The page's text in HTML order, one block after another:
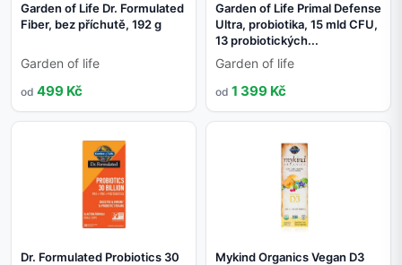
Garden of Life Dr. Formulated
Fiber, bez příchutě, 192 g
Garden of life
od 499 Kč
Garden of Life Primal Defense
Ultra, probiotika, 15 mld CFU,
13 probiotických...
Garden of life
od 1 399 Kč
Dr. Formulated Probiotics 30 Mykind Organics Vegan D3